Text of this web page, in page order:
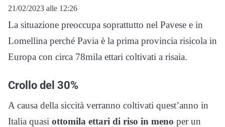
21/02/2023 alle 12:26
La situazione preoccupa soprattutto nel Pavese e in
Lomellina perché Pavia è la prima provincia risicola in
Europa con circa 78mila ettari coltivati a risaia.
Crollo del 30%
A causa della siccità verranno coltivati quest’anno in
Italia quasi ottomila ettari di riso in meno per un